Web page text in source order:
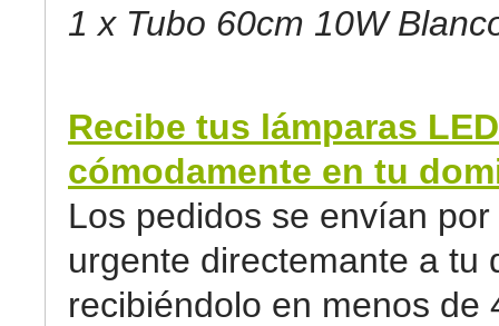
1 x Tubo 60cm 10W
Recibe tus lámparas LED
cómodamente en tu
Los pedidos se envían
urgente directemante a tu
recibiéndolo en menos de